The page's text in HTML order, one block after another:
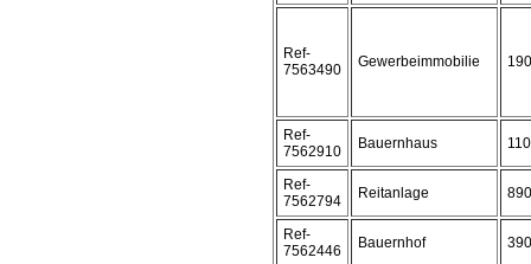
Ref-
7563490
Gewerbeimmobilie
Ref-
7562910
Bauernhaus
Ref-
7562794
Reitanlage
Ref-
7562446
Bauernhof